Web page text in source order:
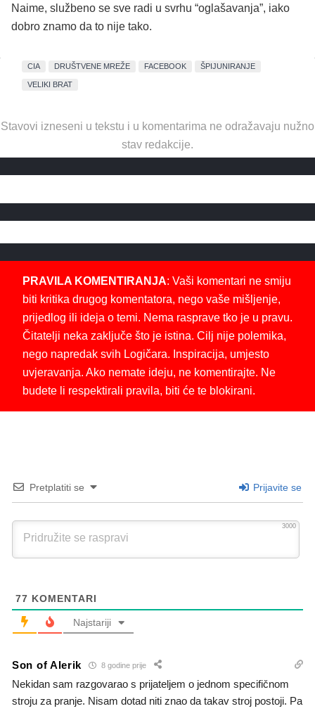
Naime, službeno se sve radi u svrhu “oglašavanja”, iako
dobro znamo da to nije tako.
CIA DRUŠTVENE MREŽE FACEBOOK ŠPIJUNIRANJE
VELIKI BRAT
Stavovi izneseni u tekstu i u komentarima ne odražavaju nužno
stav redakcije.
PRAVILA KOMENTIRANJA: Vaši komentari ne smiju
biti kritika drugog komentatora, nego vaše mišljenje,
prijedlog ili ideja o temi. Nema rasprave tko je u pravu.
Čitatelji neka zaključe što je istina. Cilj nije polemika,
nego napredak svih Logičara. Inspiracija, umjesto
uvjeravanja. Ako nemate ideju, ne komentirajte. Ne
budete li respektirali pravila, biti će te blokirani.
Pretplatiti se Prijavite se
3000
77 KOMENTARI
Najstariji
Son of Alerik 8 godine prije
Nekidan sam razgovarao s prijateljem o jednom specifičnom
stroju za pranje. Nisam dotad niti znao da takav stroj postoji. Pa